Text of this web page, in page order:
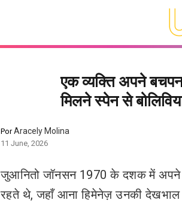
एक व्यक्ति अपने
मिलने स्पेन से
PorAracely Molina
11 June, 2026
जुआनितो जॉनसन 1970 के दशक में अपने
रहते थे, जहाँ आना हिमेनेज़ उनकी